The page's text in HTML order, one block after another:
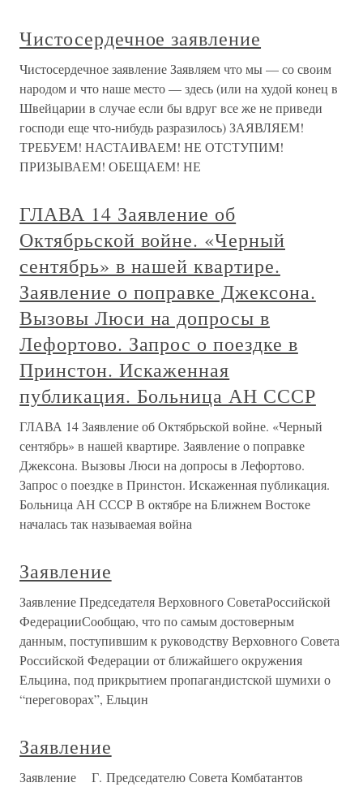
Чистосердечное заявление
Чистосердечное заявление Заявляем что мы — со своим
народом и что наше место — здесь (или на худой конец в
Швейцарии в случае если бы вдруг все же не приведи
господи еще что-нибудь разразилось) ЗАЯВЛЯЕМ!
ТРЕБУЕМ! НАСТАИВАЕМ! НЕ ОТСТУПИМ!
ПРИЗЫВАЕМ! ОБЕЩАЕМ! НЕ
ГЛАВА 14 Заявление об
Октябрьской войне. «Черный
сентябрь» в нашей квартире.
Заявление о поправке Джексона.
Вызовы Люси на допросы в
Лефортово. Запрос о поездке в
Принстон. Искаженная
публикация. Больница АН СССР
ГЛАВА 14 Заявление об Октябрьской войне. «Черный
сентябрь» в нашей квартире. Заявление о поправке
Джексона. Вызовы Люси на допросы в Лефортово.
Запрос о поездке в Принстон. Искаженная публикация.
Больница АН СССР В октябре на Ближнем Востоке
началась так называемая война
Заявление
Заявление Председателя Верховного СоветаРоссийской
ФедерацииСообщаю, что по самым достоверным
данным, поступившим к руководству Верховного Совета
Российской Федерации от ближайшего окружения
Ельцина, под прикрытием пропагандистской шумихи о
“переговорах”, Ельцин
Заявление
Заявление Г. Председателю Совета Комбатантов